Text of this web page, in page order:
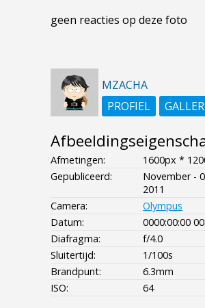
geen reacties op deze foto
MZACHA
PROFIEL
Afmetingen:
1600px *
Gepubliceerd:
November -
2011
Camera:
Olympus
Datum:
0000:00:00
Diafragma:
f/4.0
Sluitertijd:
1/100s
Brandpunt:
6.3mm
ISO:
64